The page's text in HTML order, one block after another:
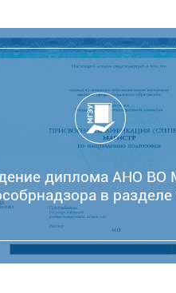
диплома АНО ВО
в